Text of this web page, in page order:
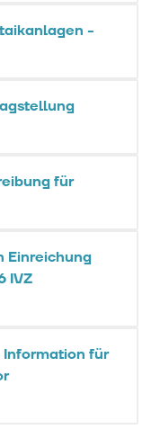
-
für
Einreichung
IVZ
für